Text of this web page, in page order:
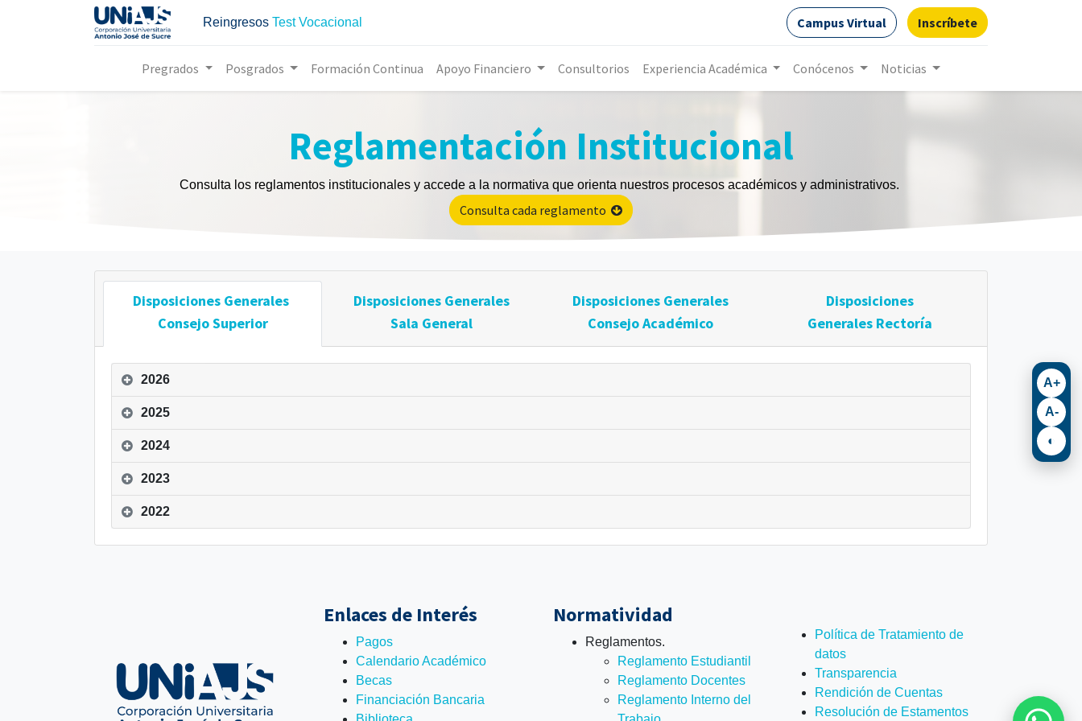
Reingresos Test Vocacional Campus Virtual Inscríbete
Pregrados Posgrados Formación Continua Apoyo Financiero Consultorios Experiencia Académica Conócenos Noticias
Reglamentación Institucional
Consulta los reglamentos institucionales y accede a la normativa que orienta nuestros procesos académicos y administrativos.
Consulta cada reglamento
Disposiciones Generales
Consejo Superior
Disposiciones Generales
Sala General
Disposiciones Generales
Consejo Académico
Disposiciones
Generales Rectoría
2026
2025
2024
2023
2022
Enlaces de Interés
Pagos
Calendario Académico
Becas
Financiación Bancaria​
Normatividad
Reglamentos.
Reglamento Estudiantil
Reglamento Docentes
Reglamento Interno del
Política de Tratamiento de
datos
Transparencia
Rendición de Cuentas
Resolución de Estamentos
A+
A-
◐